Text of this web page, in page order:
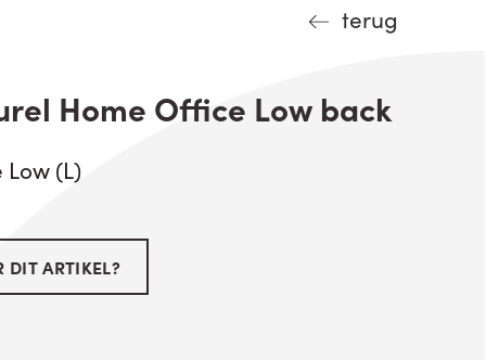
terug
Home Office Low back
(L)
DIT ARTIKEL?